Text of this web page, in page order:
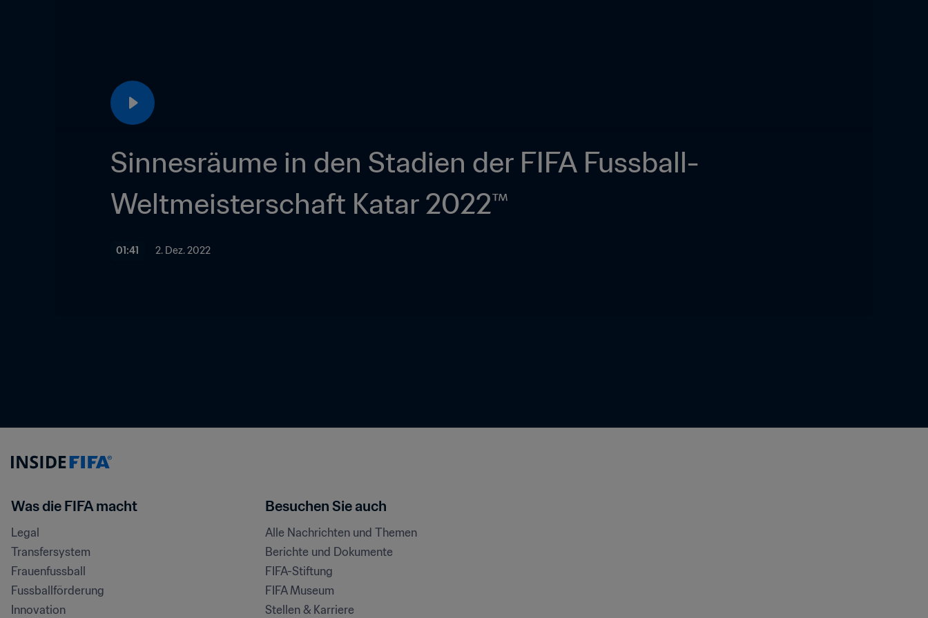
Sinnesräume in den Stadien der FIFA Fussball-
01:41 2. Dez. 2022
Was die FIFA macht
Legal
Transfersystem
Frauenfussball
Fussballförderung
Innovation
Besuchen Sie auch
Alle Nachrichten und Themen
Berichte und Dokumente
FIFA-Stiftung
FIFA Museum
Stellen & Karriere